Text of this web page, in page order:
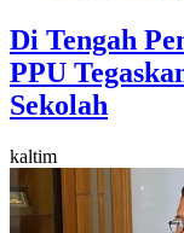
Di Tengah
PPU
Sekolah
kaltim